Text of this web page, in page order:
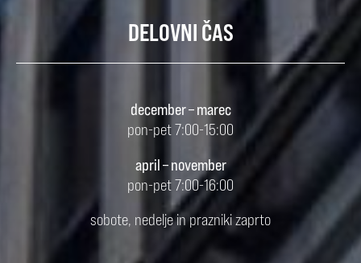
DELOVNI ČAS
december – marec
pon-pet 7:00-15:00
april – november
pon-pet 7:00-16:00
sobote, nedelje in prazniki zaprto